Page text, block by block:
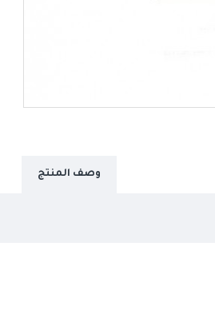
وصف المنتج